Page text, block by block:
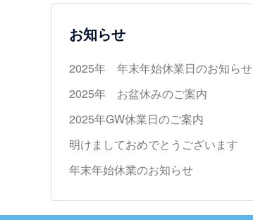
ビ
ゲ
ー
シ
ョ
ン
お知らせ
2025年 年末年始休業日のお知らせ
2025年 お盆休みのご案内
2025年GW休業日のご案内
明けましておめでとうございます
年末年始休業のお知らせ